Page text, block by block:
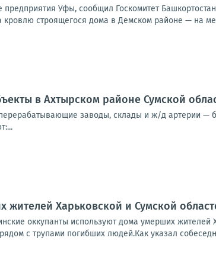
Уфы, сообщил Госкомитет
строящегося дома в Демском районе — на
в Ахтырском районе Сумской
заводы, склады и ж/д артерии —
Харьковской и Сумской
оккупанты используют дома умерших жителей
с трупами погибших людей.Как указал